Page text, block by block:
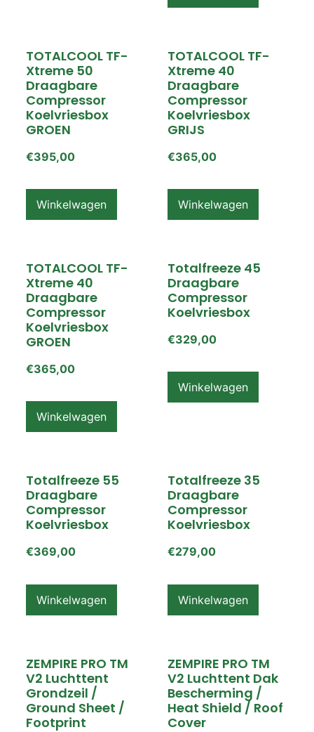
TOTALCOOL TF-
Xtreme 50
Draagbare
Compressor
Koelvriesbox
GROEN
€395,00
Winkelwagen
TOTALCOOL TF-
Xtreme 40
Draagbare
Compressor
Koelvriesbox
GRIJS
€365,00
Winkelwagen
TOTALCOOL TF-
Xtreme 40
Draagbare
Compressor
Koelvriesbox
GROEN
€365,00
Winkelwagen
Totalfreeze 45
Draagbare
Compressor
Koelvriesbox
€329,00
Winkelwagen
Totalfreeze 55
Draagbare
Compressor
Koelvriesbox
€369,00
Winkelwagen
Totalfreeze 35
Draagbare
Compressor
Koelvriesbox
€279,00
Winkelwagen
ZEMPIRE PRO TM
V2 Luchttent
Grondzeil /
Ground Sheet /
Footprint
ZEMPIRE PRO TM
V2 Luchttent Dak
Bescherming /
Heat Shield / Roof
Cover